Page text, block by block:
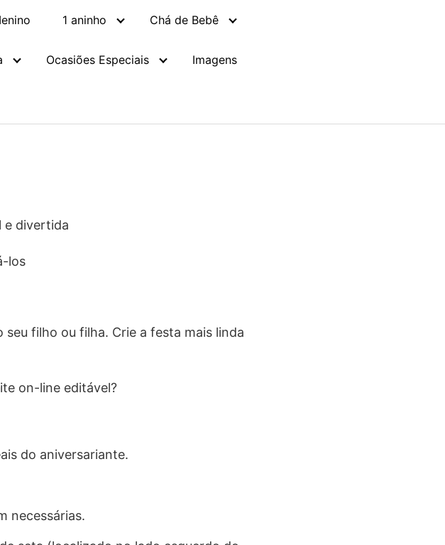
1 aninho Chá de Bebê
Ocasiões Especiais Imagens
e divertida
los
filho ou filha. Crie a festa mais linda
on-line editável?
do aniversariante.
necessárias.